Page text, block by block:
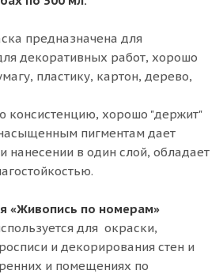
предназначена для
декоративных работ, хорошо
пластику, картон, дерево,
консистенцию, хорошо "держит"
пигментам дает
нанесении в один слой, обладает
«Живопись по номерам»
для окраски,
и декорирования стен и
и помещениях по